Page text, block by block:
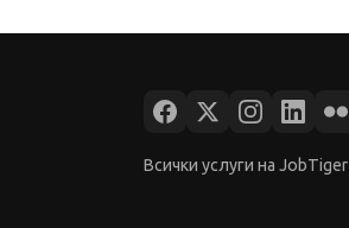
Всички услуги на JobTiger